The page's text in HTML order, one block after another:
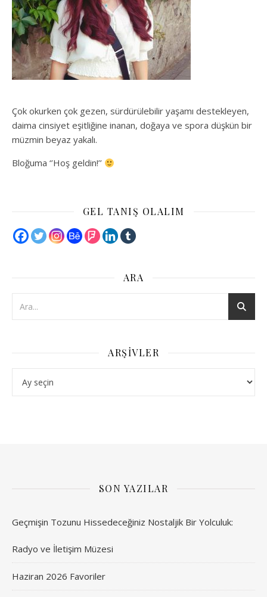
Çok okurken çok gezen, sürdürülebilir yaşamı destekleyen,
daima cinsiyet eşitliğine inanan, doğaya ve spora düşkün bir
müzmin beyaz yakalı.
Bloğuma ‘’Hoş geldin!’’
GEL TANIŞ OLALIM
ARA
ARŞIVLER
SON YAZILAR
Geçmişin Tozunu Hissedeceğiniz Nostaljik Bir Yolculuk:
Radyo ve İletişim Müzesi
Haziran 2026 Favoriler